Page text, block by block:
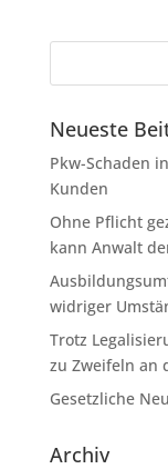
Neueste
Pkw-Schaden
Kunden
Ohne Pflicht
kann Anwalt
widriger
Trotz
zu Zweifeln an
Gesetzliche
Archiv